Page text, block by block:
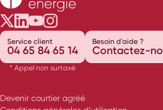
Opéra Énergie sur
Opéra Énergie sur
Opéra Énergie sur
Opéra Énergie
Service client
04 65 84 65 14
* Appel non surtaxé
Besoin d'aide ?
Contactez-
Devenir courtier agréé